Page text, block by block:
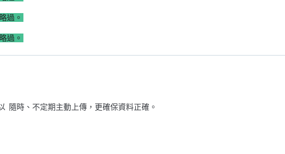
過。
過。
隨時、不定期主動上傳，更確保資料正確。